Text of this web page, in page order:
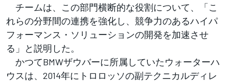
チームは、この部門横断的な役割について、「こ
れらの分野間の連携を強化し、競争力のあるハイパ
フォーマンス・ソリューションの開発を加速させ
る」と説明した。
かつてBMWザウバーに所属していたウォーターハ
ウスは、2014年にトロロッソの副テクニカルディレ